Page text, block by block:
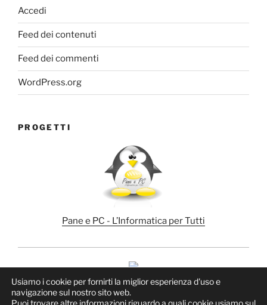
Accedi
Feed dei contenuti
Feed dei commenti
WordPress.org
PROGETTI
Pane e PC - L’Informatica per Tutti
Usiamo i cookie per fornirti la miglior esperienza d'uso e
navigazione sul nostro sito web.
Puoi trovare altre informazioni riguardo a quali cookie usiamo sul